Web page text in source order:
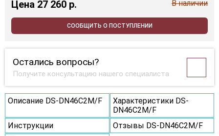
Цена 27 260 p. В наличии
СООБЩИТЬ О ПОСТУПЛЕНИИ
Остались вопросы?
Получите консультацию нашего специалиста
Описание DS-DN46C2M/F
Характеристики DS-
DN46C2M/F
Инструкции
Отзывы DS-DN46C2M/F